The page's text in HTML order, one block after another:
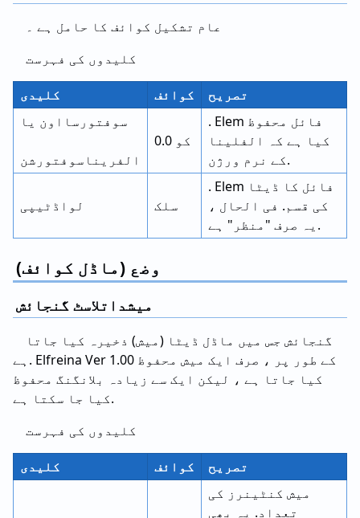
عام تشکیل کوائف کا حامل ہے ۔
کلیدوں کی فہرست
کلیدی کوائف
تصریح
سوفتورسااون یا
الفریناسوفتورشن
0.0 کو
. Elem فائل محفوظ
کیا ہے کہ الفلینا
کے نرم ورژن.
لواڈٹیپی سلک
. Elem فائل کا ڈیٹا
کی قسم. فی الحال ،
یہ صرف "منظر" ہے.
وضع (ماڈل کوائف)
میشداتلاسٹ گنجائش
گنجائش جس میں ماڈل ڈیٹا (میش) ذخیرہ کیا جاتا
ہے. Elfreina Ver 1.00 کے طور پر ، صرف ایک میش محفوظ
کیا جاتا ہے ، لیکن ایک سے زیادہ بلانگنگ محفوظ
کیا جا سکتا ہے.
کلیدوں کی فہرست
کلیدی کوائف تصریح
میش کنٹینرز کی
تعداد. یہ بھی